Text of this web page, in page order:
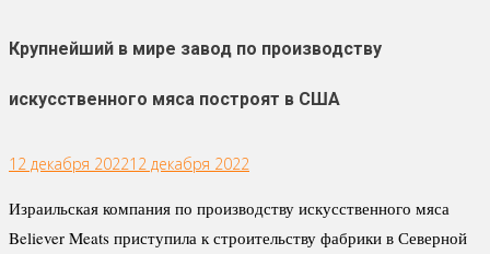
Крупнейший в мире завод по производству
искусственного мяса построят в США
12 декабря 202212 декабря 2022
Израильская компания по производству искусственного мяса
Believer Meats приступила к строительству фабрики в Северной